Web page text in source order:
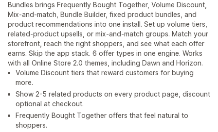
Bundles brings Frequently Bought Together, Volume Discount,
Mix-and-match, Bundle Builder, fixed product bundles, and
product recommendations into one install. Set up volume tiers,
related-product upsells, or mix-and-match groups. Match your
storefront, reach the right shoppers, and see what each offer
earns. Skip the app stack. 6 offer types in one engine. Works
with all Online Store 2.0 themes, including Dawn and Horizon.
Volume Discount tiers that reward customers for buying
more.
Show 2-5 related products on every product page, discount
optional at checkout.
Frequently Bought Together offers that feel natural to
shoppers.